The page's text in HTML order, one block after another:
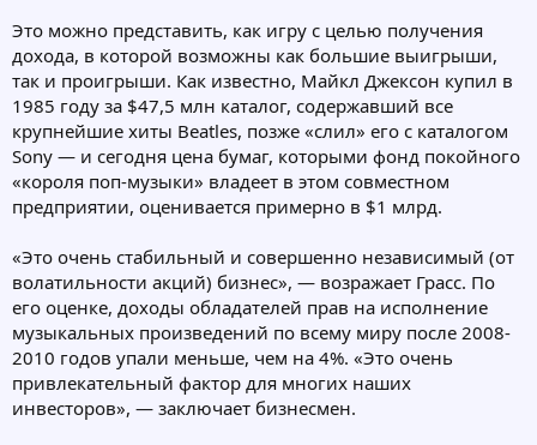
Это можно представить, как игру с целью получения
дохода, в которой возможны как большие выигрыши,
так и проигрыши. Как известно, Майкл Джексон купил в
1985 году за $47,5 млн каталог, содержавший все
крупнейшие хиты Beatles, позже «слил» его с каталогом
Sony — и сегодня цена бумаг, которыми фонд покойного
«короля поп-музыки» владеет в этом совместном
предприятии, оценивается примерно в $1 млрд.
«Это очень стабильный и совершенно независимый (от
волатильности акций) бизнес», — возражает Грасс. По
его оценке, доходы обладателей прав на исполнение
музыкальных произведений по всему миру после 2008-
2010 годов упали меньше, чем на 4%. «Это очень
привлекательный фактор для многих наших
инвесторов», — заключает бизнесмен.